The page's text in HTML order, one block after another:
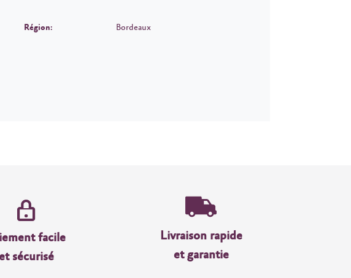
Région: Bordeaux
facile
sécurisé
Livraison rapide
et garantie